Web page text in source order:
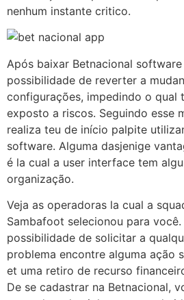
nenhum instante critico.
Após baixar Betnacional
possibilidade de reverter a
configurações, impedindo o qual
exposto a riscos. Seguindo esse
realiza teu de início palpite
software. Alguma dasjenige
é la cual a user interface tem
organização.
Veja as operadoras la cual a
Sambafoot selecionou para
possibilidade de solicitar a
problema encontre alguma ação
et uma retiro de recurso
De se cadastrar na Betnacional,